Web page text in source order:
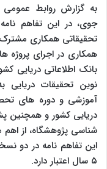
به گزارش روابط
جوی، در این تفاهم
تحقیقاتی همکاری
همکاری در اجرای پروژه
بانک اطلاعاتی دریایی
نوین تحقیقات دریایی
آموزشی و دوره های
دریایی کشور و همچنین
شناسی پژوهشگاه، از اهم
این تفاهم نامه در دو
۵ سال اعتبار دارد.